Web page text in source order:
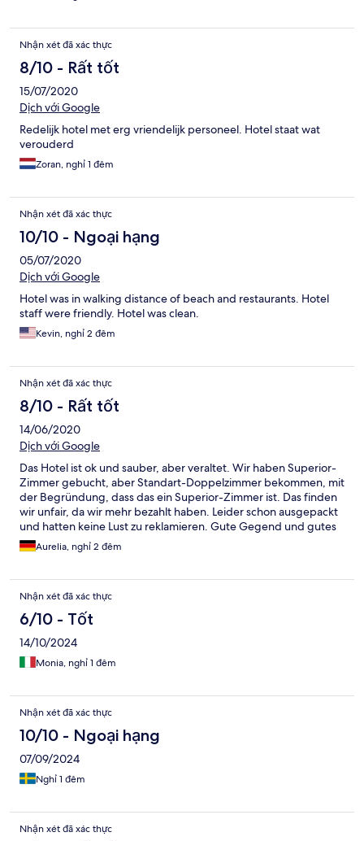
Nhận xét đã xác thực
8/10 - Rất tốt
15/07/2020
Dịch với Google
Redelijk hotel met erg vriendelijk personeel. Hotel staat wat
verouderd
Zoran, nghỉ 1 đêm
Nhận xét đã xác thực
10/10 - Ngoại hạng
05/07/2020
Dịch với Google
Hotel was in walking distance of beach and restaurants. Hotel
staff were friendly. Hotel was clean.
Kevin, nghỉ 2 đêm
Nhận xét đã xác thực
8/10 - Rất tốt
14/06/2020
Dịch với Google
Das Hotel ist ok und sauber, aber veraltet. Wir haben Superior-
Zimmer gebucht, aber Standart-Doppelzimmer bekommen, mit
der Begründung, dass das ein Superior-Zimmer ist. Das finden
wir unfair, da wir mehr bezahlt haben. Leider schon ausgepackt
und hatten keine Lust zu reklamieren. Gute Gegend und gutes
Essen.Aurelia, nghỉ 2 đêm
Nhận xét đã xác thực
6/10 - Tốt
14/10/2024
Monia, nghỉ 1 đêm
Nhận xét đã xác thực
10/10 - Ngoại hạng
07/09/2024
Nghỉ 1 đêm
Nhận xét đã xác thực